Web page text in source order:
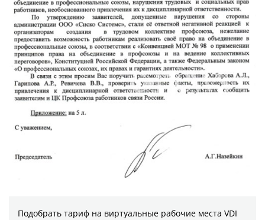
Подобрать тариф на виртуальные рабочие места VDI